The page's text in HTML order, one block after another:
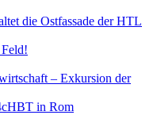
die Ostfassade der HTL
– Exkursion der
in Rom